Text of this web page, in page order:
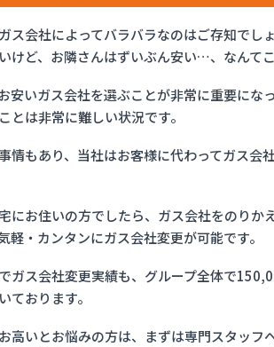
ス会社によってバラバラなのはご存知で
けど、お隣さんはずいぶん安い…、なんて
安いガス会社を選ぶことが非常に重要に
とは非常に難しい状況です。
情もあり、当社はお客様に代わってガス
にお住いの方でしたら、ガス会社をのり
軽・カンタンにガス会社変更が可能です。
ガス会社変更実績も、グループ全体で
ております。
高いとお悩みの方は、まずは専門スタッ